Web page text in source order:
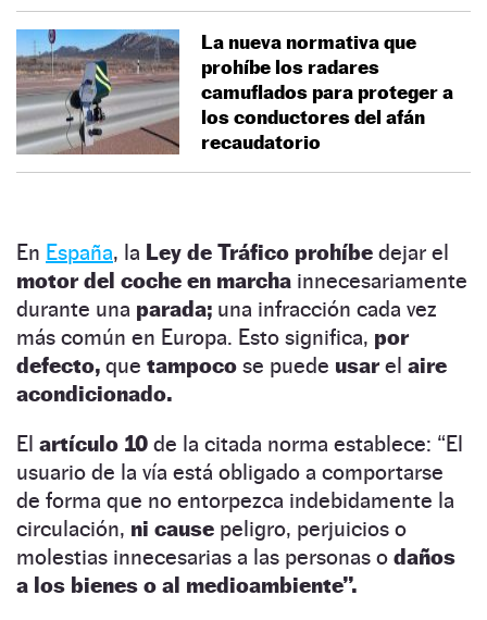
La nueva normativa que
prohíbe los radares
camuflados para proteger a
los conductores del afán
recaudatorio
En España, la Ley de Tráfico prohíbe dejar el
motor del coche en marcha innecesariamente
durante una parada; una infracción cada vez
más común en Europa. Esto significa, por
defecto, que tampoco se puede usarel aire
acondicionado.
El artículo 10 de la citada norma establece: “El
usuario de la vía está obligado a comportarse
de forma que no entorpezca indebidamente la
circulación, ni cause peligro, perjuicios o
molestias innecesarias a las personas o daños
a los bienes o al medioambiente”.